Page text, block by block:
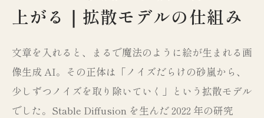
上がる｜拡散モデルの仕組み
文章を入れると、まるで魔法のように絵が生まれる画
像生成 AI。その正体は「ノイズだらけの砂嵐から、
少しずつノイズを取り除いていく」という拡散モデル
でした。Stable Diffusion を生んだ 2022 年の研究